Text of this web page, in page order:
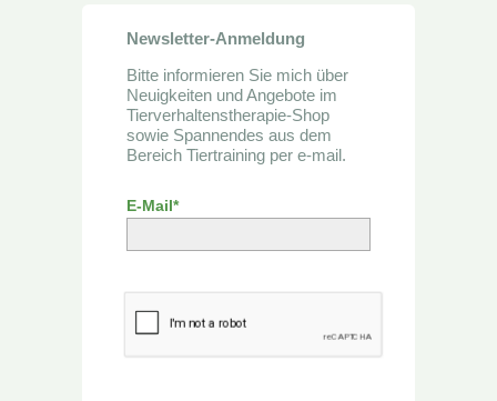
Newsletter-Anmeldung
Bitte informieren Sie mich über
Neuigkeiten und Angebote im
Tierverhaltenstherapie-Shop
sowie Spannendes aus dem
Bereich Tiertraining per e-mail.
E-Mail*